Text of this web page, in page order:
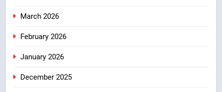
8
March 2026
February 2026
January 2026
December 2025